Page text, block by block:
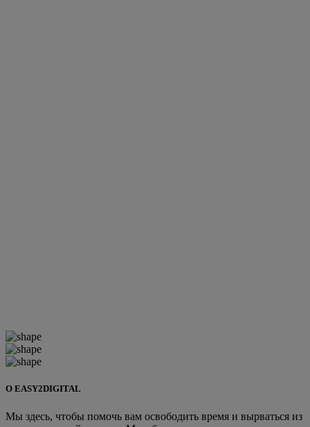
О EASY2DIGITAL
Мы здесь, чтобы помочь вам освободить время и вырваться из